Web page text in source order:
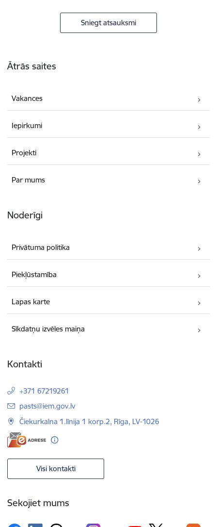
Sniegt atsauksmi
Ātrās saites
Vakances
Iepirkumi
Projekti
Par mums
Noderīgi
Privātuma politika
Piekļūstamība
Lapas karte
Sīkdatņu izvēles maiņa
Kontakti
+371 67219261
E-pasts:
pasts@iem.gov.lv
Čiekurkalna 1.līnija 1 korp.2, Rīga, LV-1026
Visi kontakti
Sekojiet mums